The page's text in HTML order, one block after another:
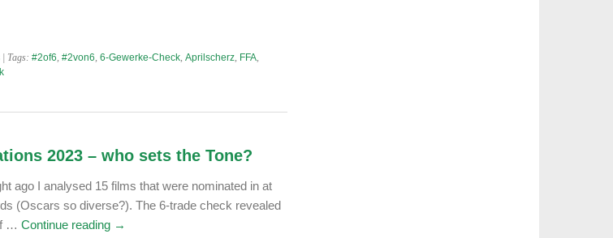
| Tags: #2of6, #2von6, 6-Gewerke-Check, Aprilscherz, FFA,
2023 – who sets the Tone?
ago I analysed 15 films that were nominated in at
(Oscars so diverse?). The 6-trade check revealed
… Continue reading →